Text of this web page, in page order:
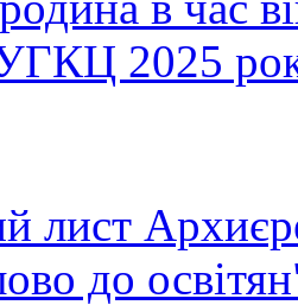
2025
лист
до